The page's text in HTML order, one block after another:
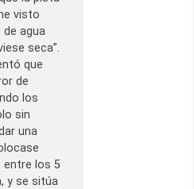
visto
agua
seca”.
que
de
los
sin
una
entre los 5
y se sitúa